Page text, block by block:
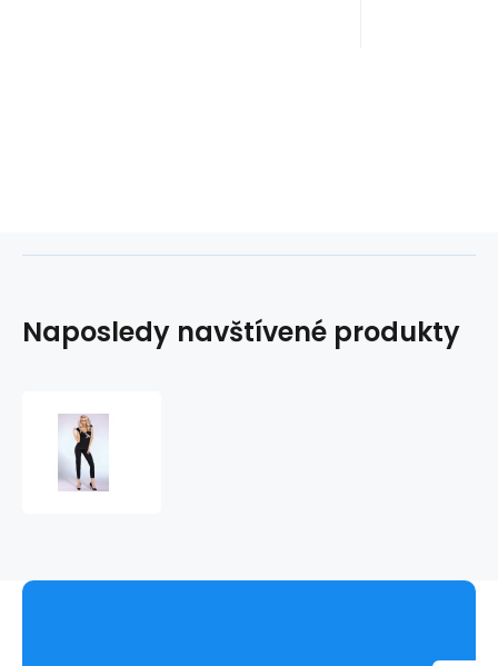
Naposledy navštívené produkty